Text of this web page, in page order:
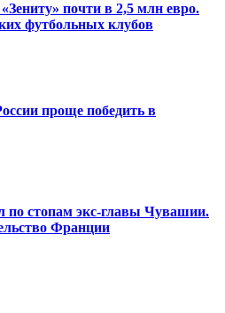
почти в 2,5 млн евро.
футбольных клубов
проще победить в
по стопам экс-главы Чувашии.
Франции